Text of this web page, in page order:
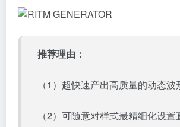
推荐理由：
（1）超快速产出高质量的动态波
（2）可随意对样式最精细化设